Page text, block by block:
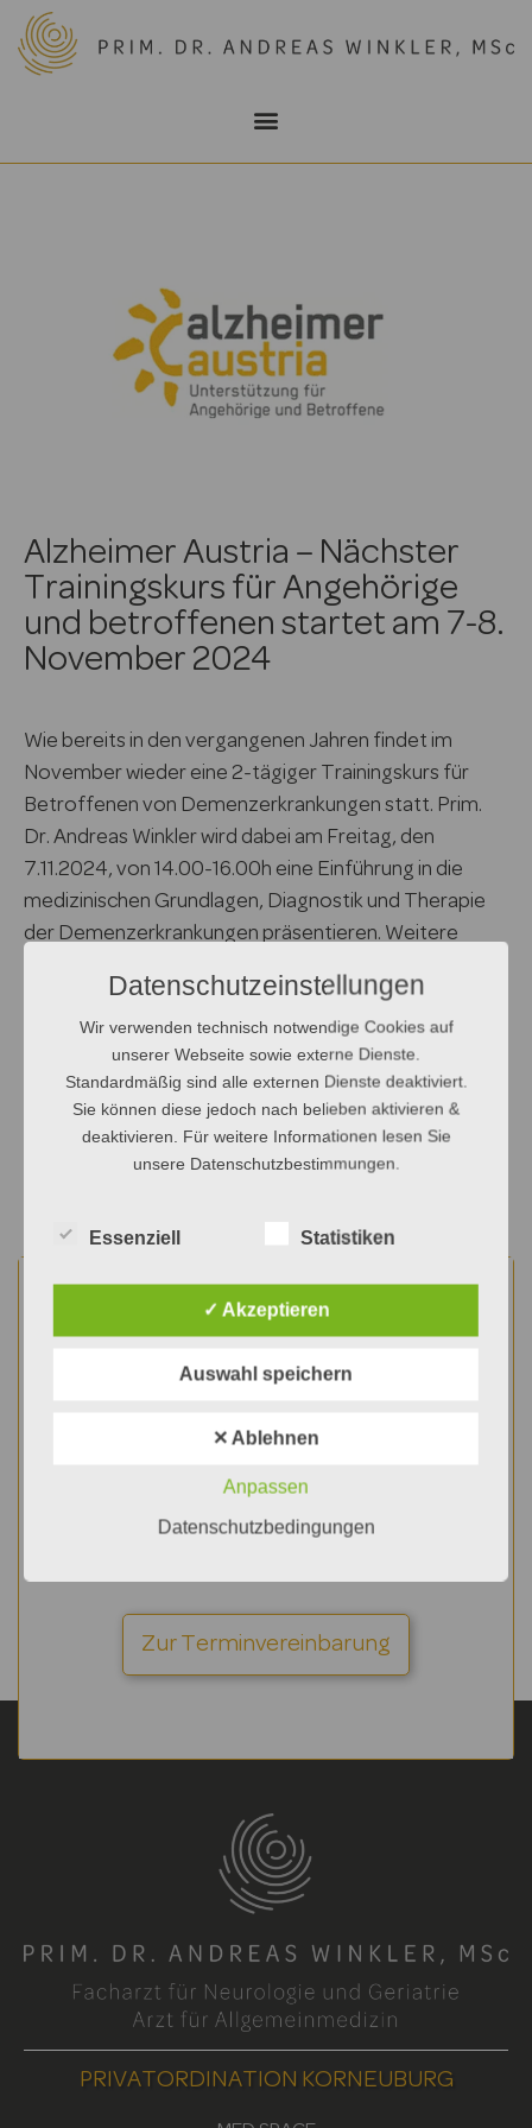
Alzheimer Austria – Nächster
Trainingskurs für Angehörige
und betroffenen startet am 7-8.
November 2024
Wie bereits in den vergangenen Jahren findet im
November wieder eine 2-tägiger Trainingskurs für
Betroffenen von Demenzerkrankungen statt. Prim.
Dr. Andreas Winkler wird dabei am Freitag, den
7.11.2024, von 14.00-16.00h eine Einführung in die
medizinischen Grundlagen, Diagnostik und Therapie
der Demenzerkrankungen präsentieren. Weitere
Veranstaltung finden Sie unter folgendem Link:
https://www.alzheimer-selbsthilfe.at/wp-
content/uploads/2024/08/Trainingskurs-November-
2024.pdf
Wie kann ich Ihnen
zuverlässige Diagnose oder die für Sie
passende Therapie brauchen, dann bin ich
gleich einen Termin in Wien oder
Zur Terminvereinbarung
PRIVATORDINATION KORNEUBURG
Datenschutzeinstellungen
Wir verwenden technisch notwendige Cookies auf
unserer Webseite sowie externe Dienste.
Standardmäßig sind alle externen Dienste deaktiviert.
Sie können diese jedoch nach belieben aktivieren &
deaktivieren. Für weitere Informationen lesen Sie
unsere Datenschutzbestimmungen.
Essenziell Statistiken
✓ Akzeptieren
Auswahl speichern
✕ Ablehnen
Anpassen
Datenschutzbedingungen